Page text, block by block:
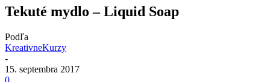
Tekuté mydlo – Liquid Soap
Podľa
KreativneKurzy
-
15. septembra 2017
0